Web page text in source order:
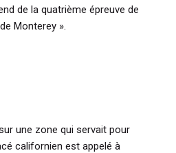
de la quatrième épreuve de
Monterey ».
une zone qui servait pour
californien est appelé à